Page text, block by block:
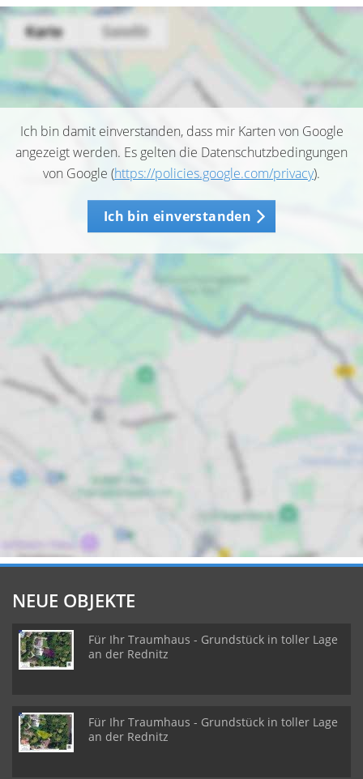
Ich bin damit einverstanden, dass mir Karten von Google
angezeigt werden. Es gelten die Datenschutzbedingungen
von Google (https://policies.google.com/privacy).
Ich bin einverstanden
NEUE OBJEKTE
Für Ihr Traumhaus - Grundstück in toller Lage
an der Rednitz
Für Ihr Traumhaus - Grundstück in toller Lage
an der Rednitz